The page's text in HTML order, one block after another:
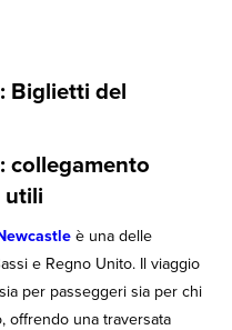
Biglietti del
collegamento
utili
è una delle
e Regno Unito. Il viaggio
per passeggeri sia per chi
offrendo una traversata